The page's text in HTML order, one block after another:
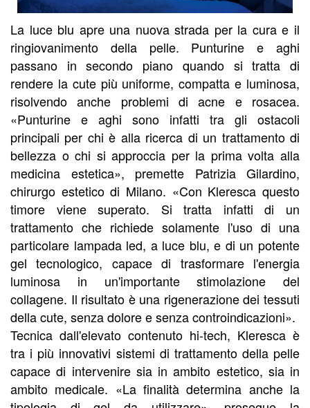
La luce blu apre una nuova strada per la cura e il
ringiovanimento della pelle. Punturine e aghi
passano in secondo piano quando si tratta di
rendere la cute più uniforme, compatta e luminosa,
risolvendo anche problemi di acne e rosacea.
«Punturine e aghi sono infatti tra gli ostacoli
principali per chi è alla ricerca di un trattamento di
bellezza o chi si approccia per la prima volta alla
medicina estetica», premette Patrizia Gilardino,
chirurgo estetico di Milano. «Con Kleresca questo
timore viene superato. Si tratta infatti di un
trattamento che richiede solamente l'uso di una
particolare lampada led, a luce blu, e di un potente
gel tecnologico, capace di trasformare l'energia
luminosa in un'importante stimolazione del
collagene. Il risultato è una rigenerazione dei tessuti
della cute, senza dolore e senza controindicazioni».
Tecnica dall'elevato contenuto hi-tech, Kleresca è
tra i più innovativi sistemi di trattamento della pelle
capace di intervenire sia in ambito estetico, sia in
ambito medicale. «La finalità determina anche la